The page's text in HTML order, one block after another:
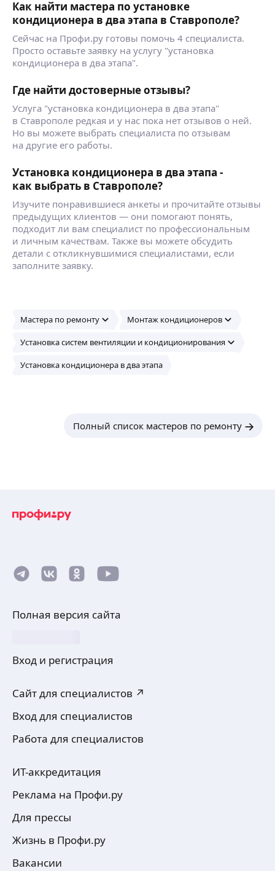
Как найти мастера по установке
кондиционера в два этапа в Ставрополе?
Сейчас на Профи.ру готовы помочь 4 специалиста.
Просто оставьте заявку на услугу "установка
кондиционера в два этапа".
Где найти достоверные отзывы?
Услуга "установка кондиционера в два этапа"
в Ставрополе редкая и у нас пока нет отзывов о ней.
Но вы можете выбрать специалиста по отзывам
на другие его работы.
Установка кондиционера в два этапа -
как выбрать в Ставрополе?
Изучите понравившиеся анкеты и прочитайте отзывы
предыдущих клиентов — они помогают понять,
подходит ли вам специалист по профессиональным
и личным качествам. Также вы можете обсудить
детали с откликнувшимися специалистами, если
заполните заявку.
Мастера по ремонту Монтаж кондиционеров
Установка систем вентиляции и кондиционирования
Установка кондиционера в два этапа
Полный список мастеров по ремонту
Полная версия сайта
Вход и регистрация
Сайт для специалистов ↗
Вход для специалистов
Работа для специалистов
ИТ-аккредитация
Реклама на Профи.ру
Для прессы
Жизнь в Профи.ру
Вакансии